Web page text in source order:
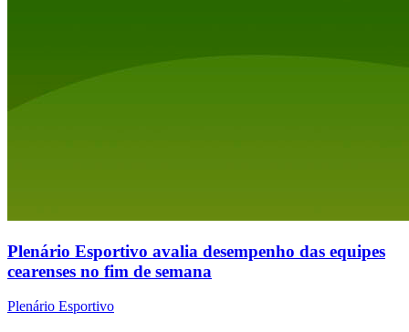
Plenário Esportivo avalia desempenho das equipes
cearenses no fim de semana
Plenário Esportivo